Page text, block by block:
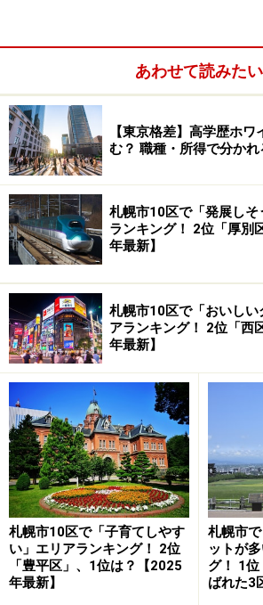
【全結果】 福岡市7区で「魅力的
い」と思うエリア
2位：中央区／48票
2位は中央区でした。福岡市の中心
には、九州最大の繁華街である天神や
ム福岡があり、グルメ、ショッピン
ントなどを楽しむことができます。
園のようなリラックスできる場所も
力が評価に結び付いたようです。
回答者からは「天神エリアや
（20代女性／大阪府）、「天神の繁
きるのでお勧めです」（40代男性／
代表する公園の大濠公園や商業施設
るので」（50代男性／愛知県）など
れていました。
あわせて読みたい
【東京格差】高学歴ホ
む？ 職種・所得で分かれ
札幌市10区で「発展し
ランキング！ 2位「厚別
年最新】
札幌市10区で「おいしい
アランキング！ 2位「西
年最新】
札幌市10区で「子育てしやす
い」エリアランキング！ 2位
「豊平区」、1位は？【2025
年最新】
札幌市
ットが
グ！ 1
ばれた3